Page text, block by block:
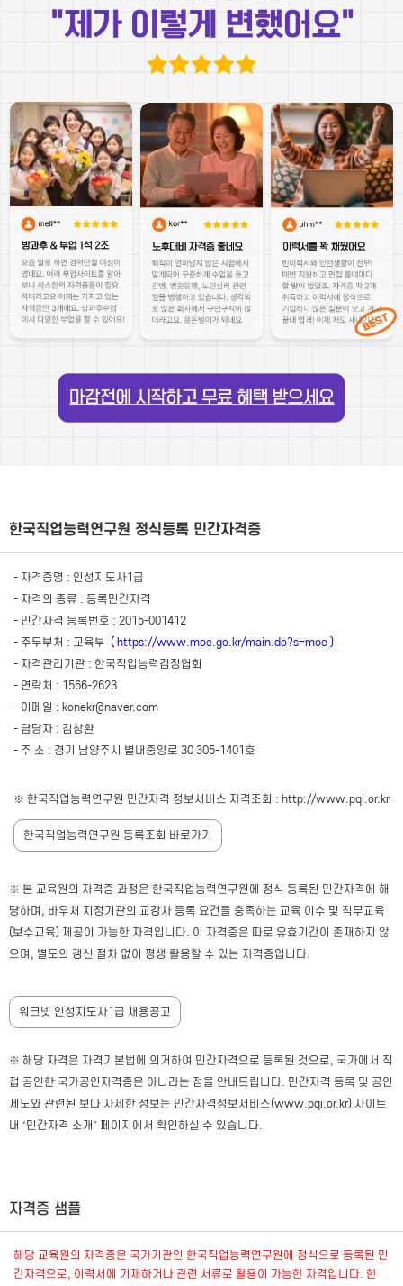
한국직업능력연구원 정식등록 민간자격증
- 자격증명 : 인성지도사1급
- 자격의 종류 : 등록민간자격
- 민간자격 등록번호 : 2015-001412
- 주무부처 : 교육부 ( https://www.moe.go.kr/main.do?s=moe )
- 자격관리기관 : 한국직업능력검정협회
- 연락처 : 1566-2623
- 이메일 : konekr@naver.com
- 담당자 : 김창환
- 주 소 : 경기 남양주시 별내중앙로 30 305-1401호
※ 한국직업능력연구원 민간자격 정보서비스 자격조회 : http://www.pqi.or.kr
한국직업능력연구원 등록조회 바로가기
※ 본 교육원의 자격증 과정은 한국직업능력연구원에 정식 등록된 민간자격에 해
당하며, 바우처 지정기관의 교강사 등록 요건을 충족하는 교육 이수 및 직무교육
(보수교육) 제공이 가능한 자격입니다. 이 자격증은 따로 유효기간이 존재하지 않
으며, 별도의 갱신 절차 없이 평생 활용할 수 있는 자격증입니다.
워크넷 인성지도사1급 채용공고
※ 해당 자격은 자격기본법에 의거하여 민간자격으로 등록된 것으로, 국가에서 직
접 공인한 국가공인자격증은 아니라는 점을 안내드립니다. 민간자격 등록 및 공인
제도와 관련된 보다 자세한 정보는 민간자격정보서비스(www.pqi.or.kr) 사이트
내 ‘민간자격 소개’ 페이지에서 확인하실 수 있습니다.
자격증 샘플
해당 교육원의 자격증은 국가기관인 한국직업능력연구원에 정식으로 등록된 민
간자격으로, 이력서에 기재하거나 관련 서류로 활용이 가능한 자격입니다. 한